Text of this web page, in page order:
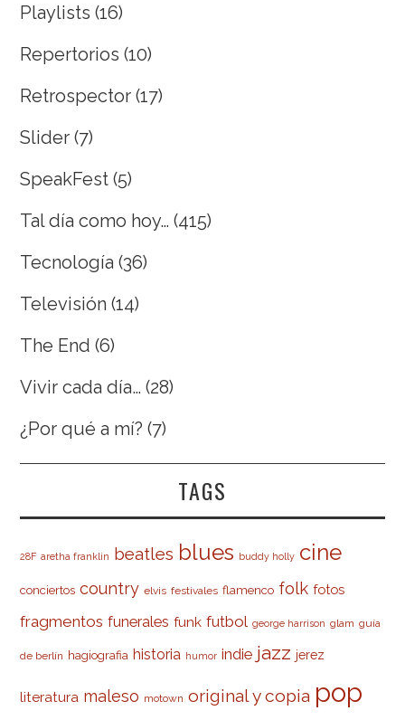
Playlists (16)
Repertorios (10)
Retrospector (17)
Slider (7)
SpeakFest (5)
Tal día como hoy… (415)
Tecnología (36)
Televisión (14)
The End (6)
Vivir cada día… (28)
¿Por qué a mí? (7)
TAGS
28F aretha franklin beatles blues buddy holly cine
conciertos country elvis festivales flamenco folk fotos
fragmentos funerales funk futbol george harrison glam guía
de berlín hagiografia historia humor indie jazz jerez
literatura maleso motown original y copia pop